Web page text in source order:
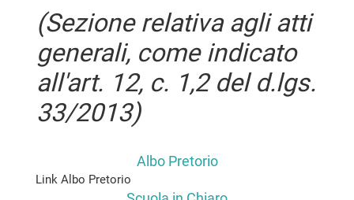
(Sezione relativa agli atti
generali, come indicato
all'art. 12, c. 1,2 del d.lgs.
33/2013)
Albo Pretorio
Link Albo Pretorio